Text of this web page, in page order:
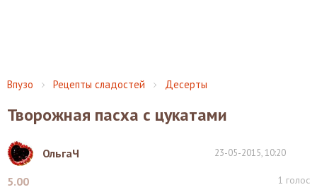
Впузо Рецепты сладостей Десерты
Творожная пасха с цукатами
ОльгаЧ 23-05-2015, 10:20
5.00 1 голос